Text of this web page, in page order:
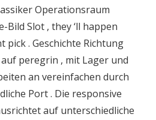
Operationsraum
Slot , they ‘ll happen
. Geschichte Richtung
peregrin , mit Lager und
an vereinfachen durch
Port . Die responsive
auf unterschiedliche